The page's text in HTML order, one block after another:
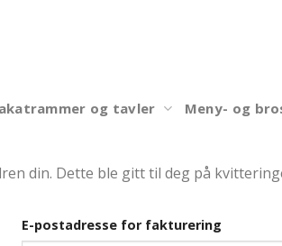
og tavler Meny- og
din. Dette ble gitt til deg på
E-postadresse for fakturering